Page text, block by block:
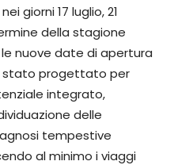
giorni 17 luglio, 21
della stagione
nuove date di apertura
stato progettato per
integrato,
delle
tempestive
al minimo i viaggi